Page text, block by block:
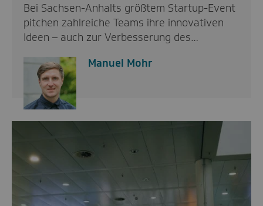
Bei Sachsen-Anhalts größtem Startup-Event
pitchen zahlreiche Teams ihre innovativen
Ideen – auch zur Verbesserung des…
Manuel Mohr